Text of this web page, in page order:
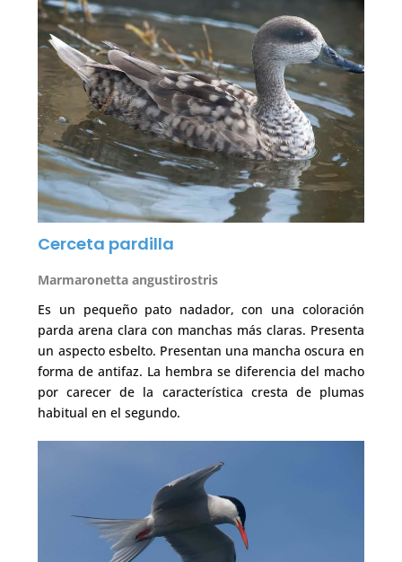
Cerceta pardilla
Marmaronetta angustirostris
Es un pequeño pato nadador, con una coloración
parda arena clara con manchas más claras. Presenta
un aspecto esbelto. Presentan una mancha oscura en
forma de antifaz. La hembra se diferencia del macho
por carecer de la característica cresta de plumas
habitual en el segundo.